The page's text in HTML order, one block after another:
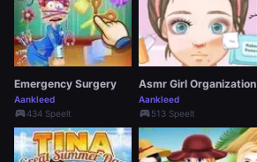
Emergency Surgery
Aankleed
sports_esports434 Speelt
Asmr Girl Organization
Aankleed
sports_esports513 Speelt